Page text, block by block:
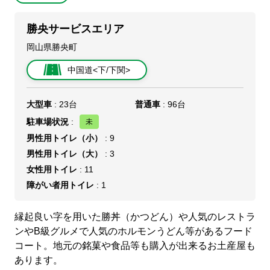
勝央サービスエリア
岡山県勝央町
中国道<下/下関>
大型車 : 23台 普通車 : 96台
駐車場状況 :
男性用トイレ（小）
: 9
男性用トイレ（大）
: 3
女性用トイレ : 11
障がい者用トイレ : 1
縁起良い字を用いた勝丼（かつどん）や人気のレストラ
ンやB級グルメで人気のホルモンうどん等があるフード
コート。地元の銘菓や食品等も購入が出来るお土産屋も
あります。